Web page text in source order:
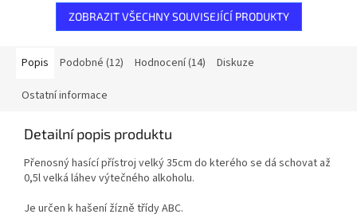
ZOBRAZIT VŠECHNY SOUVISEJÍCÍ PRODUKTY
Popis Podobné (12) Hodnocení (14) Diskuze
Ostatní informace
Detailní popis produktu
Přenosný hasící přístroj velký 35cm do kterého se dá schovat až
0,5l velká láhev výtečného alkoholu.
Je určen k hašení žízně třídy ABC.